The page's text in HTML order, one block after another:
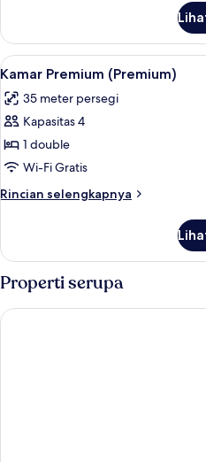
King
Kamar
Premium,
1
Tidur
King
Lihat
semua
foto
untuk
Kamar
Premium
(Premium)
4
Kamar Premium (Premium)
35 meter persegi
Kapasitas 4
1 double
Wi-Fi Gratis
Rincian selengkapnya
Rincian
Kamar
(Premium)
Properti serupa
Hotel Riu Plaza London Victoria